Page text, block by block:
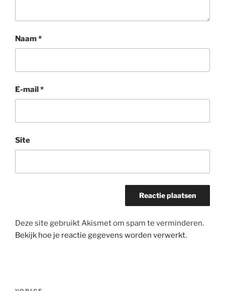
Naam*
E-mail*
Site
Deze site gebruikt Akismet om spam te verminderen.
Bekijk hoe je reactie gegevens worden verwerkt.
Bericht